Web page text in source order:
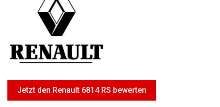
Freischneider
Jetzt den Renault 6814 RS bewerten